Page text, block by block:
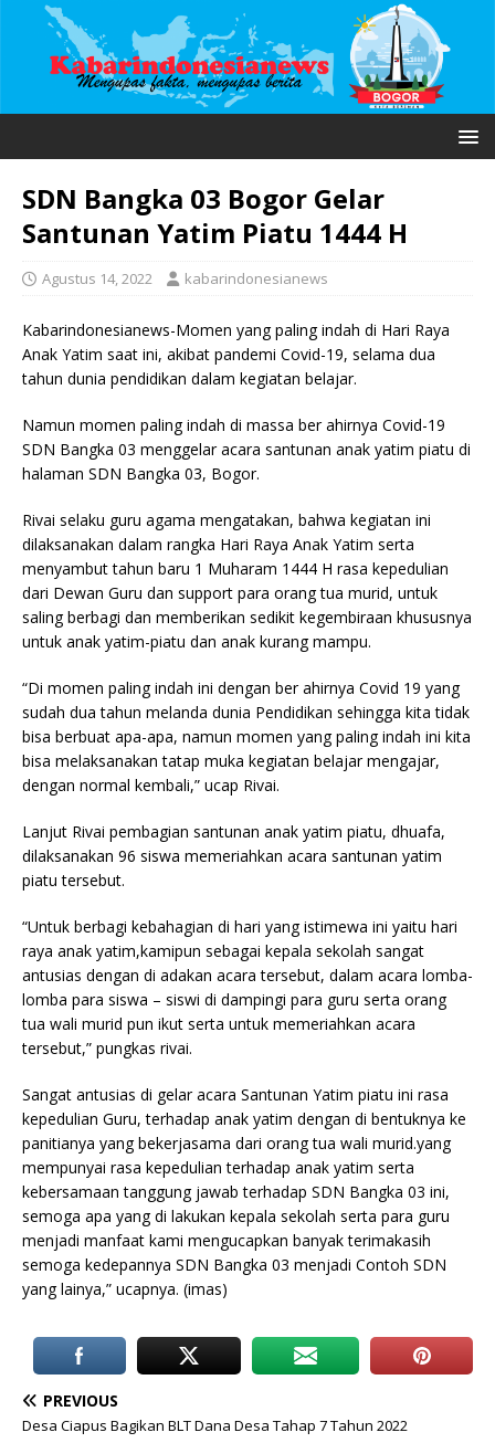
SDN Bangka 03 Bogor Gelar
Santunan Yatim Piatu 1444 H
Agustus 14, 2022 kabarindonesianews
Kabarindonesianews-Momen yang paling indah di Hari Raya
Anak Yatim saat ini, akibat pandemi Covid-19, selama dua
tahun dunia pendidikan dalam kegiatan belajar.
Namun momen paling indah di massa ber ahirnya Covid-19
SDN Bangka 03 menggelar acara santunan anak yatim piatu di
halaman SDN Bangka 03, Bogor.
Rivai selaku guru agama mengatakan, bahwa kegiatan ini
dilaksanakan dalam rangka Hari Raya Anak Yatim serta
menyambut tahun baru 1 Muharam 1444 H rasa kepedulian
dari Dewan Guru dan support para orang tua murid, untuk
saling berbagi dan memberikan sedikit kegembiraan khususnya
untuk anak yatim-piatu dan anak kurang mampu.
“Di momen paling indah ini dengan ber ahirnya Covid 19 yang
sudah dua tahun melanda dunia Pendidikan sehingga kita tidak
bisa berbuat apa-apa, namun momen yang paling indah ini kita
bisa melaksanakan tatap muka kegiatan belajar mengajar,
dengan normal kembali,” ucap Rivai.
Lanjut Rivai pembagian santunan anak yatim piatu, dhuafa,
dilaksanakan 96 siswa memeriahkan acara santunan yatim
piatu tersebut.
“Untuk berbagi kebahagian di hari yang istimewa ini yaitu hari
raya anak yatim,kamipun sebagai kepala sekolah sangat
antusias dengan di adakan acara tersebut, dalam acara lomba-
lomba para siswa – siswi di dampingi para guru serta orang
tua wali murid pun ikut serta untuk memeriahkan acara
tersebut,” pungkas rivai.
Sangat antusias di gelar acara Santunan Yatim piatu ini rasa
kepedulian Guru, terhadap anak yatim dengan di bentuknya ke
panitianya yang bekerjasama dari orang tua wali murid.yang
mempunyai rasa kepedulian terhadap anak yatim serta
kebersamaan tanggung jawab terhadap SDN Bangka 03 ini,
semoga apa yang di lakukan kepala sekolah serta para guru
menjadi manfaat kami mengucapkan banyak terimakasih
semoga kedepannya SDN Bangka 03 menjadi Contoh SDN
yang lainya,” ucapnya. (imas)
PREVIOUS
Desa Ciapus Bagikan BLT Dana Desa Tahap 7 Tahun 2022